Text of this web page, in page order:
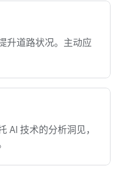
升道路状况。主动应
AI 技术的分析洞见，